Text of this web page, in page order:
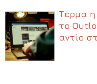
Τέρμα η
το
αντίο